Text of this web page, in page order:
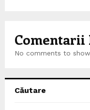
Comentarii
No comments to
Căutare